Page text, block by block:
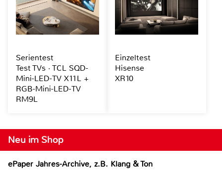
Neu im Shop
ePaper Jahres-Archive, z.B. Klang & Ton
Serientest
Test TVs · TCL SQD-
Mini-LED-TV X11L +
RGB-Mini-LED-TV
RM9L
Einzeltest
Hisense
XR10